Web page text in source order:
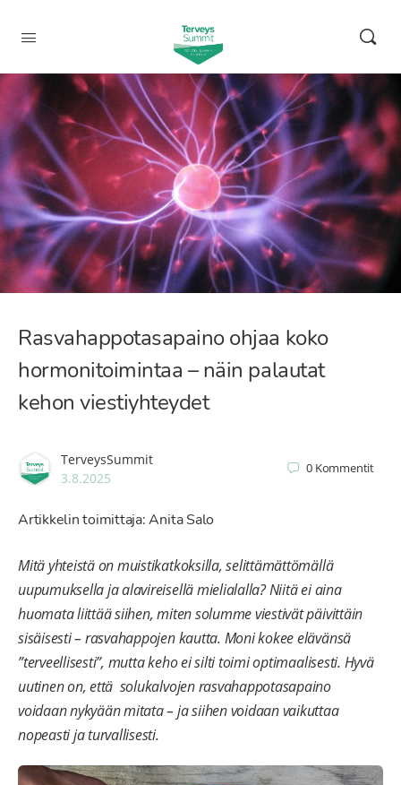
Rasvahappotasapaino ohjaa koko
hormonitoimintaa – näin palautat
kehon viestiyhteydet
TerveysSummit
3.8.2025
0 Kommentit
Artikkelin toimittaja: Anita Salo
Mitä yhteistä on muistikatkoksilla, selittämättömällä
uupumuksella ja alavireisellä mielialalla? Niitä ei aina
huomata liittää siihen, miten solumme viestivät päivittäin
sisäisesti – rasvahappojen kautta. Moni kokee elävänsä
”terveellisesti”, mutta keho ei silti toimi optimaalisesti. Hyvä
uutinen on, että solukalvojen rasvahappotasapaino
voidaan nykyään mitata – ja siihen voidaan vaikuttaa
nopeasti ja turvallisesti.